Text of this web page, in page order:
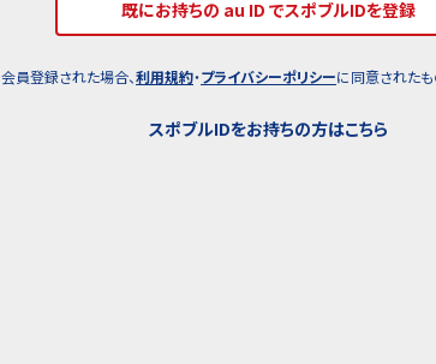
既にお持ちの au ID でスポブルIDを登録
会員登録された場合、利用規約・プライバシーポリシーに同意されたも
スポブルIDをお持ちの方はこちら